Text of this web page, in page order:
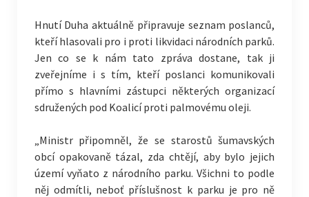
Hnutí Duha aktuálně připravuje seznam poslanců,
kteří hlasovali pro i proti likvidaci národních parků.
Jen co se k nám tato zpráva dostane, tak ji
zveřejníme i s tím, kteří poslanci komunikovali
přímo s hlavními zástupci některých organizací
sdružených pod Koalicí proti palmovému oleji.
„Ministr připomněl, že se starostů šumavských
obcí opakovaně tázal, zda chtějí, aby bylo jejich
území vyňato z národního parku. Všichni to podle
něj odmítli, neboť příslušnost k parku je pro ně